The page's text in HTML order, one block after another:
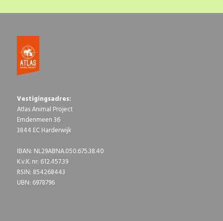
Vestigingsadres:
Atlas Animal Project
Emdenmeen 36
3844 EC Harderwijk
IBAN: NL29ABNA.050.675.38.40
K.v.K. nr: 612.457.39
RSIN: 854268443
UBN: 6978796